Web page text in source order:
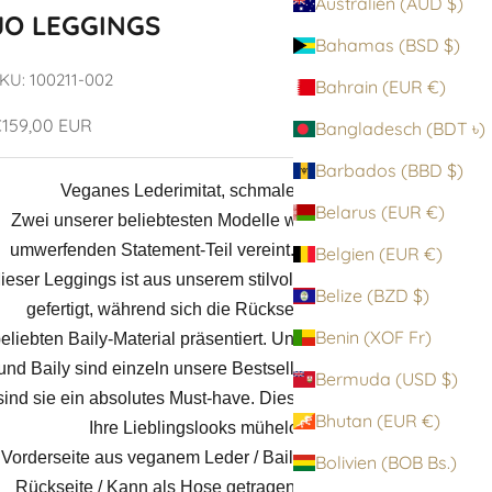
Bahamas (BSD $)
Bahrain (EUR €)
Bangladesch (BDT ৳)
Barbados (BBD $)
Belarus (EUR €)
Belgien (EUR €)
Belize (BZD $)
Benin (XOF Fr)
Bermuda (USD $)
Bhutan (EUR €)
Bolivien (BOB Bs.)
LEGGINGS
100211-002
EUR
Veganes Lederimitat, schmale Passform
Zwei unserer beliebtesten Modelle werden zu einem
umwerfenden Statement-Teil vereint. Die Vorderseite
Leggings ist aus unserem stilvollen veganen Leder
gefertigt, während sich die Rückseite in unserem
Baily-Material präsentiert. Unser veganes Leder
Baily sind einzeln unsere Bestseller und zusammen
sie ein absolutes Must-have. Diese Leggings wertet
Ihre Lieblingslooks mühelos auf.
Vorderseite aus veganem Leder / Baily-Material auf der
Rückseite / Kann als Hose getragen werden / Ohne